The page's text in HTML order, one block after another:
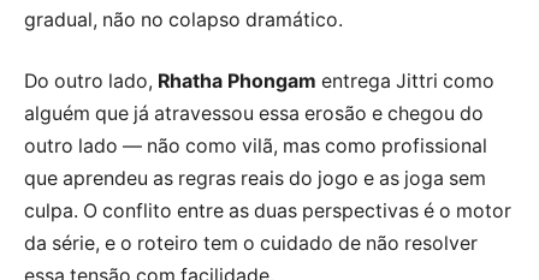
gradual, não no colapso dramático.
Do outro lado, Rhatha Phongam entrega Jittri como
alguém que já atravessou essa erosão e chegou do
outro lado — não como vilã, mas como profissional
que aprendeu as regras reais do jogo e as joga sem
culpa. O conflito entre as duas perspectivas é o motor
da série, e o roteiro tem o cuidado de não resolver